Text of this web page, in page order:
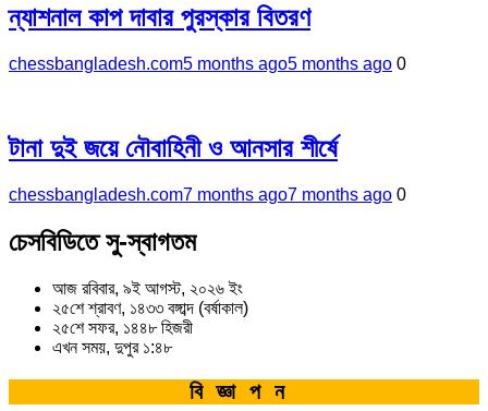
ন্যাশনাল কাপ দাবার পুরস্কার বিতরণ
chessbangladesh.com5 months ago5 months ago 0
টানা দুই জয়ে নৌবাহিনী ও আনসার শীর্ষে
chessbangladesh.com7 months ago7 months ago 0
চেসবিডিতে সু-স্বাগতম
আজ রবিবার, ৯ই আগস্ট, ২০২৬ ইং
২৫শে শ্রাবণ, ১৪৩৩ বঙ্গাব্দ (বর্ষাকাল)
২৫শে সফর, ১৪৪৮ হিজরী
এখন সময়, দুপুর ১:৪৮
বিজ্ঞাপন